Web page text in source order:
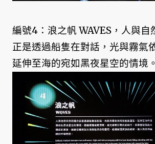
編號4：浪之帆 WAVES，人與自
正是透過船隻在對話，光與霧氣
延伸至海的宛如黑夜星空的情境。